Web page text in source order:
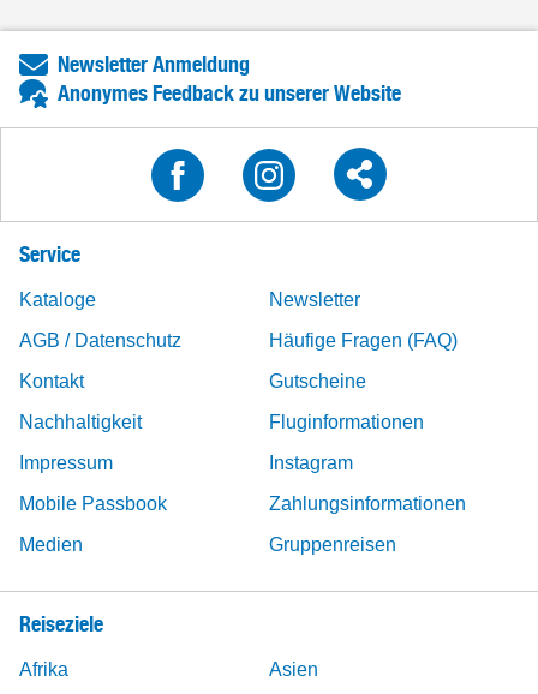
Newsletter Anmeldung
Anonymes Feedback zu unserer Website
Service
Kataloge
Newsletter
AGB / Datenschutz
Häufige Fragen (FAQ)
Kontakt
Gutscheine
Nachhaltigkeit
Fluginformationen
Impressum
Instagram
Mobile Passbook
Zahlungsinformationen
Medien
Gruppenreisen
Reiseziele
Afrika Asien